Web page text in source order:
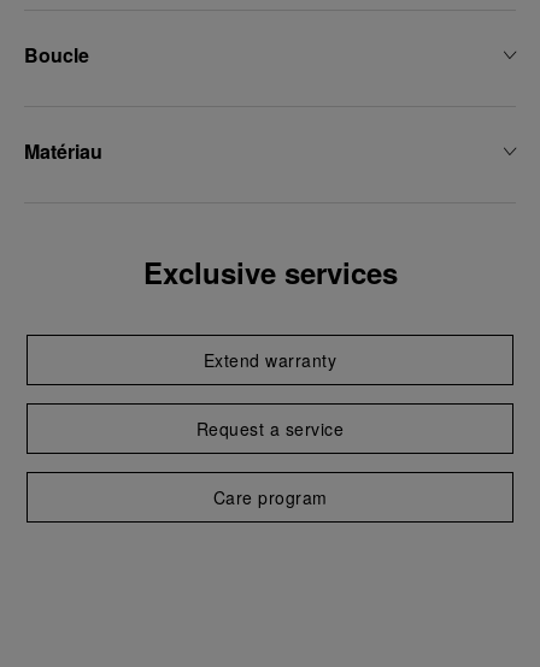
Boucle
Matériau
Exclusive services
Extend warranty
Request a service
Care program